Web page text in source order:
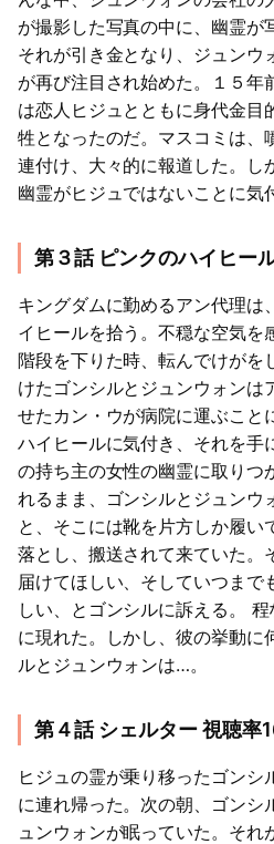
が撮影した写真の中に、幽霊が
それが引き金となり、ジュンウ
が再び注目され始めた。１５年
は恋人ヒジュとともに身代金目
牲となったのだ。マスコミは、
連付け、大々的に報道した。し
幽霊がヒジュではないことに気
第３話 ピンクのハイヒー
キングダムに勤めるアン代理は
イヒールを拾う。不穏な空気を
階段を下りた時、転んでけがを
けたゴンシルとジュンウォンは
せたカン・ウが病院に運ぶこと
ハイヒールに気付き、それを手
の持ち主の女性の幽霊に取りつ
れるまま、ゴンシルとジュンウ
と、そこには靴を片方しか履い
落とし、搬送されて来ていた。
届けてほしい、そしていつまで
しい、とゴンシルに訴える。
に現れた。しかし、彼の挙動に
ルとジュンウォンは…。
第４話 シェルター 視聴率
ヒジュの霊が乗り移ったゴンシ
に連れ帰った。次の朝、ゴンシ
ュンウォンが眠っていた。それ